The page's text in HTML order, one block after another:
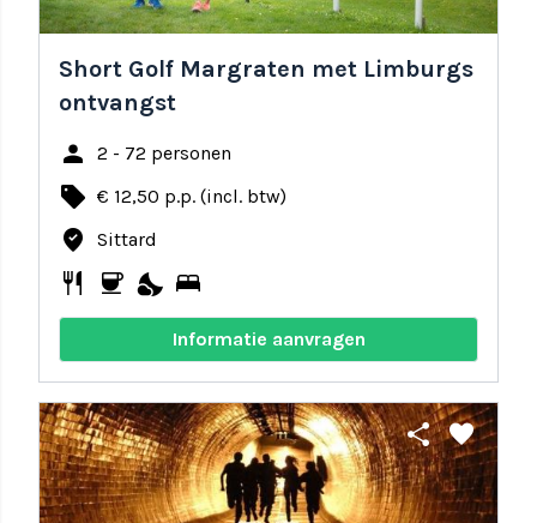
Short Golf Margraten met Limburgs
ontvangst
person 2 - 72 personen
local_offer € 12,50 p.p. (incl. btw)
where_to_vote Sittard
restaurant coffee nights_stay bed
Informatie aanvragen
share favorite